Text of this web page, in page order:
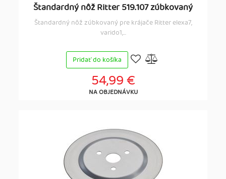
Štandardný nôž Ritter 519.107 zúbkovaný
Štandardný nôž zúbkovaný pre krájače Ritter elexa7,
varido1,...
Pridať do košíka
54,99 €
NA OBJEDNÁVKU